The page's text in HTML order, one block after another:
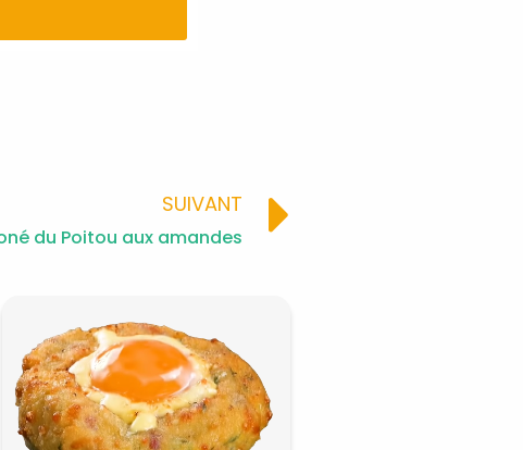
SUIVANT
du Poitou aux amandes